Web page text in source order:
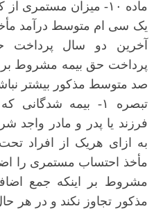
ماده ۱۰- میزان مستمری
یک سی ام متوسط درآمد
آخرین دو سال پرداخت
پرداخت حق بیمه مشروط بر
صد متوسط مذکور بیشتر
تبصره ۱- بیمه
فرزند یا پدر و مادر واجد
به ازای هریک از افراد
مأخذ احتساب مستمری را
مشروط بر اینکه جمع
مذکور تجاوز نکند و در هر